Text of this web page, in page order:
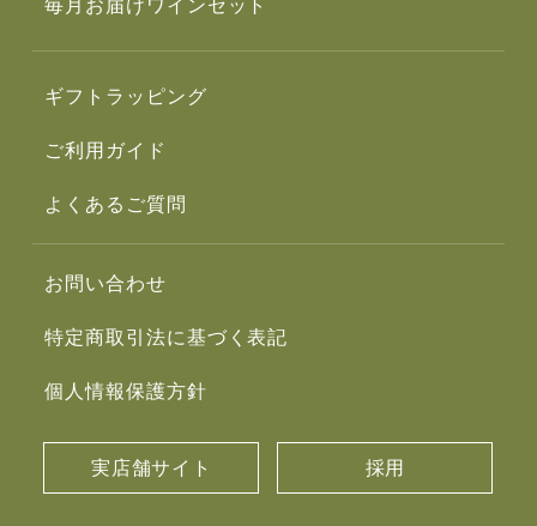
毎月お届けワインセット
ギフトラッピング
ご利用ガイド
よくあるご質問
お問い合わせ
特定商取引法に基づく表記
個人情報保護方針
実店舗サイト 採用